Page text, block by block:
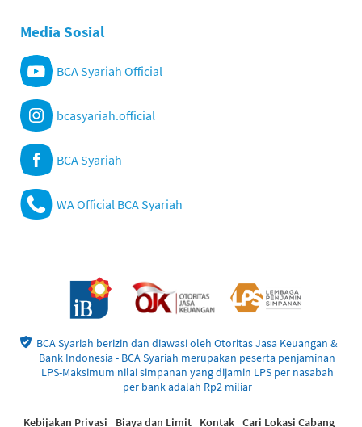
Media Sosial
BCA Syariah Official
bcasyariah.official
BCA Syariah
WA Official BCA Syariah
BCA Syariah berizin dan diawasi oleh Otoritas Jasa Keuangan &
Bank Indonesia - BCA Syariah merupakan peserta penjaminan
LPS-Maksimum nilai simpanan yang dijamin LPS per nasabah
per bank adalah Rp2 miliar
Kebijakan Privasi Biaya dan Limit Kontak Cari Lokasi Cabang